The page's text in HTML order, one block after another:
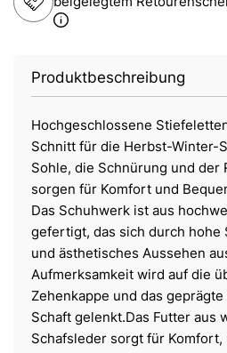
Produktbeschreibung
Hochgeschlossene
Schnitt für die Herbst-Winter-
Sohle, die Schnürung und der
sorgen für Komfort und
Das Schuhwerk ist aus
gefertigt, das sich durch hohe
und ästhetisches Aussehen
Aufmerksamkeit wird auf die
Zehenkappe und das
Schaft gelenkt.Das Futter aus
Schafsleder sorgt für Komfort,